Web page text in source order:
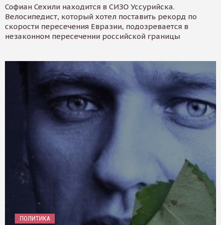
Софиан Сехили находится в СИЗО Уссурийска.
Велосипедист, который хотел поставить рекорд по
скорости пересечения Евразии, подозревается в
незаконном пересечении российской границы
ПОЛИТИКА